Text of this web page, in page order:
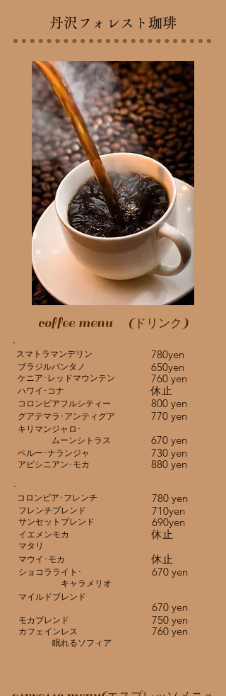
​丹沢フォレスト珈琲
coffee menu (ドリンク )
スマトラマンデリン
ブラジルパンタノ
ケニア･レッドマウンテン
ハワイ･コナ
コロンビアフルシティー
グアテマラ･アンティグア
キリマンジャロ･
​ ムーンシトラス
ペルー･ナランジャ
アビシニアン･モカ
780yen
650yen
760 yen
​休止
800 yen
770 yen
670 yen
730 yen
880 yen
コロンビア･フレンチ
フレンチブレンド
サンセットブレンド
イエメンモカ
マタリ
マウイ･モカ
ショコラライト･
​ キャラメリオ
マイルドブレンド
モカブレンド
カフェインレス
​ 眠れるソフィア
780 yen
710yen
690yen
休止
休止
670 yen
670 yen
750 yen
760 yen